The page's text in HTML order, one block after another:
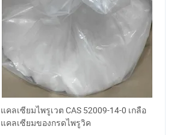
แคลเซียมไพรูเวต CAS 52009-14-0 เกลือ
แคลเซียมของกรดไพรูวิค